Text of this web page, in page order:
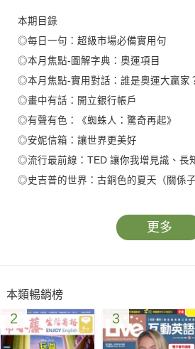
本期目錄
◎每日一句：超級市場必備實用句
◎本月焦點-圖解字典：奧運項目
◎本月焦點-實用對話：誰是奧運大贏家
◎畫中有話：開立銀行帳戶
◎有聲有色：《蜘蛛人：驚奇再起》
◎安妮信箱：讓世界更美好
◎流行最前線：TED 讓你我增見識、長
◎史吉普的世界：古銅色的夏天（關係子
◎克漏字測驗：快樂從「心」出發
◎世界好望角：當心，微罪狗仔就在你身
◎動動英語：carry 的動詞片語
◎悠游文化：倫敦奧運：全球矚目的焦
◎玩味生活：夏天，就是要吃冰淇淋
更多
本類暢銷榜
2 3